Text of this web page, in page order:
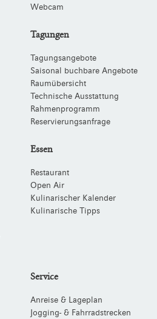
Webcam
Tagungen
Tagungsangebote
Saisonal buchbare Angebote
Raumübersicht
Technische Ausstattung
Rahmenprogramm
Reservierungsanfrage
Essen
Restaurant
Open Air
Kulinarischer Kalender
Kulinarische Tipps
Service
Anreise & Lageplan
Jogging- & Fahrradstrecken